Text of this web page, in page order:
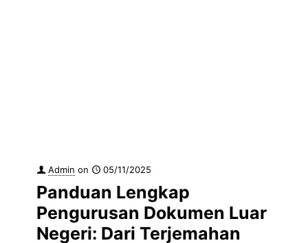
Admin on 05/11/2025
Panduan Lengkap
Pengurusan Dokumen Luar
Negeri: Dari Terjemahan